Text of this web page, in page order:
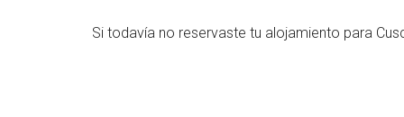
Si todavía no reservaste tu alojamiento para